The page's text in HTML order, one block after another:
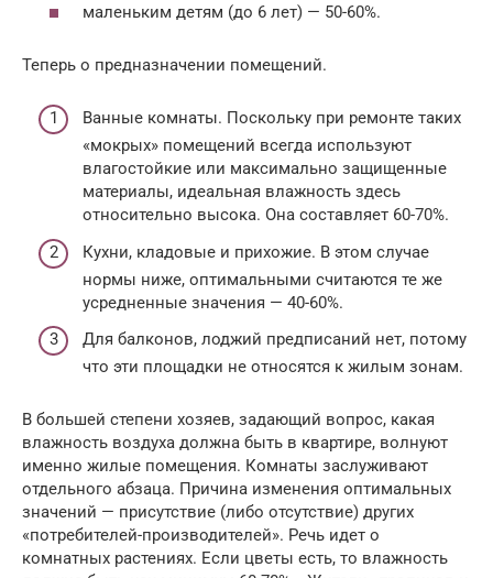
маленьким детям (до 6 лет) — 50-60%.
Теперь о предназначении помещений.
Ванные комнаты. Поскольку при ремонте таких
«мокрых» помещений всегда используют
влагостойкие или максимально защищенные
материалы, идеальная влажность здесь
относительно высока. Она составляет 60-70%.
Кухни, кладовые и прихожие. В этом случае
нормы ниже, оптимальными считаются те же
усредненные значения — 40-60%.
Для балконов, лоджий предписаний нет, потому
что эти площадки не относятся к жилым зонам.
В большей степени хозяев, задающий вопрос, какая
влажность воздуха должна быть в квартире, волнуют
именно жилые помещения. Комнаты заслуживают
отдельного абзаца. Причина изменения оптимальных
значений — присутствие (либо отсутствие) других
«потребителей-производителей». Речь идет о
комнатных растениях. Если цветы есть, то влажность